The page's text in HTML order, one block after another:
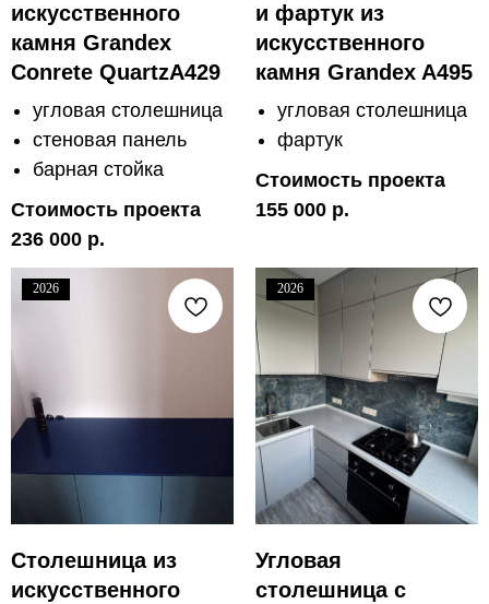
искусственного
камня Grandex
Conrete QuartzA429
угловая столешница
стеновая панель
барная стойка
Стоимость проекта
236 000 р.
и фартук из
искусственного
камня Grandex A495
угловая столешница
фартук
Стоимость проекта
155 000 р.
2026
Столешница из
искусственного
2026
Угловая
столешница с